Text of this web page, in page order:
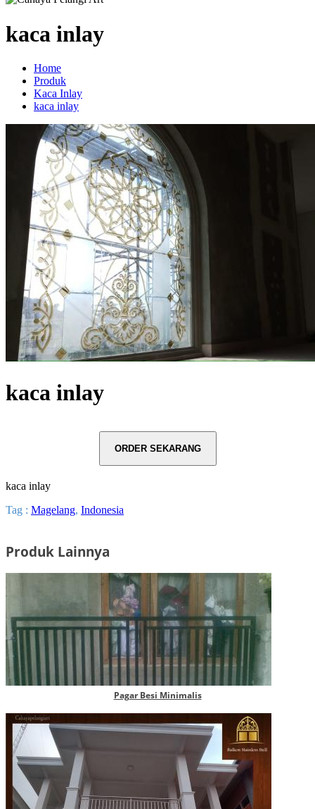
kaca inlay
Home
Produk
Kaca Inlay
kaca inlay
kaca inlay
kaca inlay
Tag : Magelang, Indonesia
Produk Lainnya
Pagar Besi Minimalis